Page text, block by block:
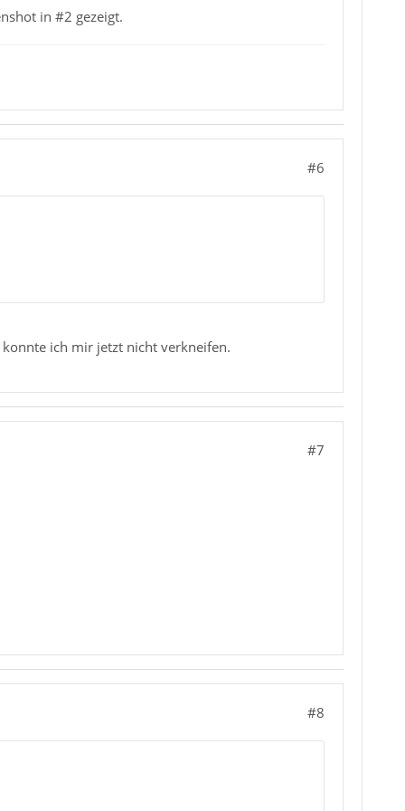
in #2 gezeigt.
#6
ich mir jetzt nicht verkneifen.
#7
#8